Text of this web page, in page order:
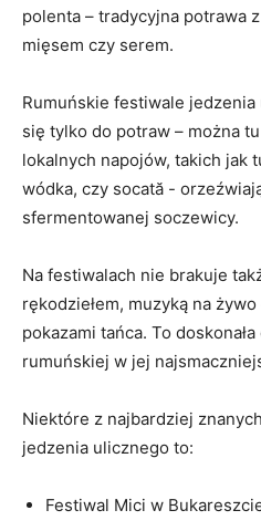
polenta – tradycyjna potrawa
mięsem czy ‌serem.
Rumuńskie festiwale
się⁤ tylko do potraw – można
lokalnych ⁢napojów, takich jak
wódka, czy socată -‍
sfermentowanej soczewicy.
Na festiwalach⁢ nie⁢ brakuje⁣
‌rękodziełem,⁤ muzyką na
pokazami tańca. To
rumuńskiej w jej
Niektóre z najbardziej
jedzenia ulicznego to: ⁣
Festiwal‍ Mici w